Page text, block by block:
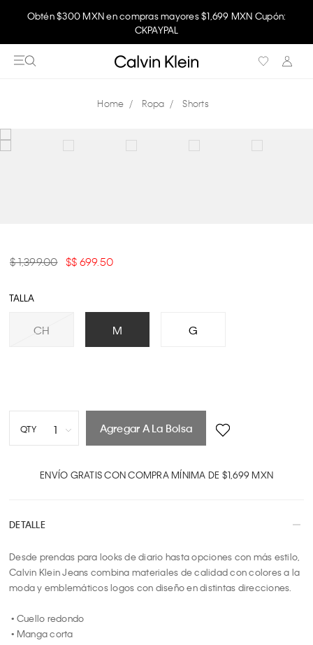
Obtén $300 MXN en compras mayores $1,699 MXN Cupón:
CKPAYPAL
Ropa Shorts
$ 1,399.00 $ 699.50
TALLA
CH M G
QTY 1
5
7
10
Agregar A La Bolsa
ENVÍO GRATIS CON COMPRA MÍNIMA DE $1,699 MXN
DETALLE
Desde prendas para looks de diario hasta opciones con más estilo,
Calvin Klein Jeans combina materiales de calidad con colores a la
moda y emblemáticos logos con diseño en distintas direcciones.
• Cuello redondo
• Manga corta